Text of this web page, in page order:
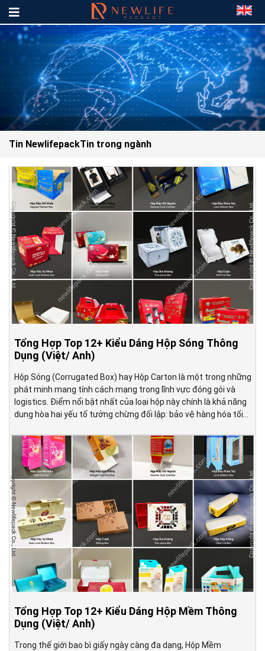
Tin NewlifepackTin trong ngành
Tổng Hợp Top 12+ Kiểu Dáng Hộp Sóng Thông
Dụng (Việt/ Anh)
Hộp Sóng (Corrugated Box) hay Hộp Carton là một trong những
phát minh mang tính cách mạng trong lĩnh vực đóng gói và
logistics. Điểm nổi bật nhất của loại hộp này chính là khả năng
dung hòa hai yếu tố tưởng chừng đối lập: bảo vệ hàng hóa tối
Tổng Hợp Top 12+ Kiểu Dáng Hộp Mềm Thông
Dụng (Việt/ Anh)
Trong thế giới bao bì giấy ngày càng đa dạng, Hộp Mềm